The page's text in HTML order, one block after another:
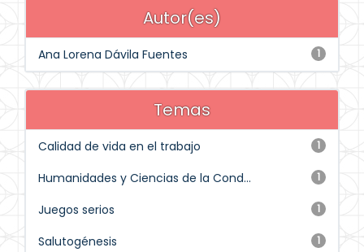
Autor(es)
1
Ana Lorena Dávila Fuentes
Temas
1
Calidad de vida en el trabajo
1
Humanidades y Ciencias de la Cond...
1
Juegos serios
1
Salutogénesis